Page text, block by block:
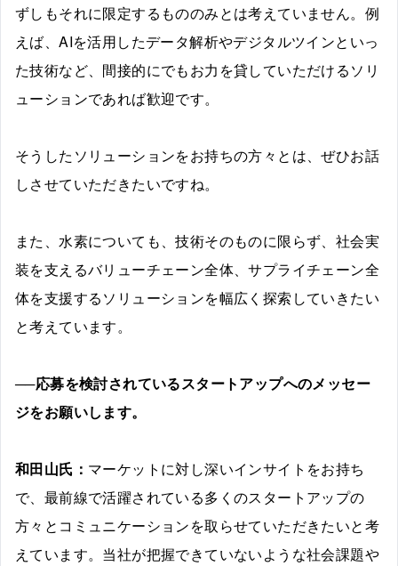
ずしもそれに限定するもののみとは考えていません。例
えば、AIを活用したデータ解析やデジタルツインといっ
た技術など、間接的にでもお力を貸していただけるソリ
ューションであれば歓迎です。
そうしたソリューションをお持ちの方々とは、ぜひお話
しさせていただきたいですね。
また、水素についても、技術そのものに限らず、社会実
装を支えるバリューチェーン全体、サプライチェーン全
体を支援するソリューションを幅広く探索していきたい
と考えています。
──応募を検討されているスタートアップへのメッセー
ジをお願いします。
和田山氏： マーケットに対し深いインサイトをお持ち
で、最前線で活躍されている多くのスタートアップの
方々とコミュニケーションを取らせていただきたいと考
えています。当社が把握できていないような社会課題や